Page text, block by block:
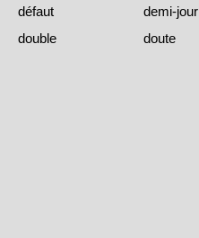
défaut
demi-jour
double
doute